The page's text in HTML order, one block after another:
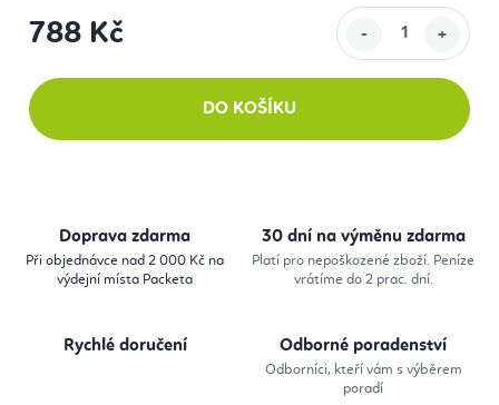
788 Kč
DO KOŠÍKU
Doprava zdarma
Při objednávce nad 2 000 Kč na
výdejní místa Packeta
30 dní na výměnu zdarma
Platí pro nepoškozené zboží. Peníze
vrátíme do 2 prac. dní.
Rychlé doručení Odborné poradenství
Odborníci, kteří vám s výběrem
poradí